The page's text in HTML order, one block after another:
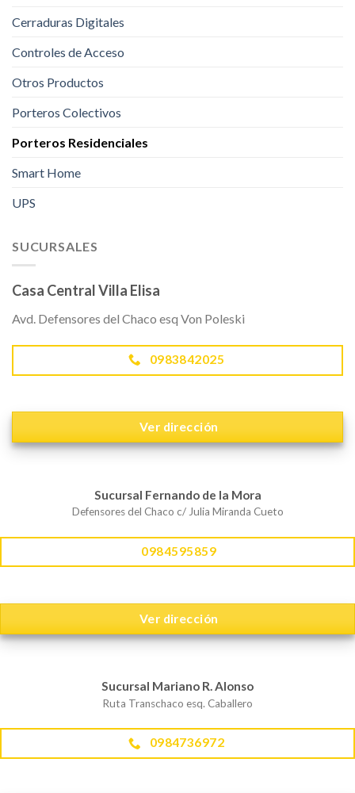
Cerraduras Digitales
Controles de Acceso
Otros Productos
Porteros Colectivos
Porteros Residenciales
Smart Home
UPS
SUCURSALES
Casa Central Villa Elisa
Avd. Defensores del Chaco esq Von Poleski
0983842025
Ver dirección
Sucursal Fernando de la Mora
Defensores del Chaco c/ Julia Miranda Cueto
0984595859
Ver dirección
Sucursal Mariano R. Alonso
Ruta Transchaco esq. Caballero
0984736972